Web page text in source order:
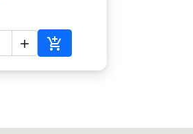
 
Aggiungi al carrello